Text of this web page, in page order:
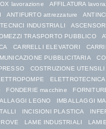
lavorazione AFFILATURA
ANTIFURTO attrezzature
INDUSTRIALI ASCENSORI
TRASPORTO PUBBLICO
CARRELLI ELEVATORI
PUBBLICITARIA
COSTRUZIONE UTENSILI
FONDERIE macchine
LEGNO IMBALLAGGI
INCISIONI PLASTICA
LAME INDUSTRIALI